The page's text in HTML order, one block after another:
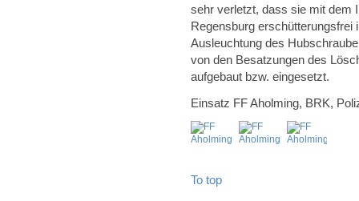
sehr verletzt, dass sie mit dem
Regensburg erschütterungsfrei
Ausleuchtung des
von den Besatzungen des
aufgebaut bzw. eingesetzt.
Einsatz FF Aholming, BRK,
To top